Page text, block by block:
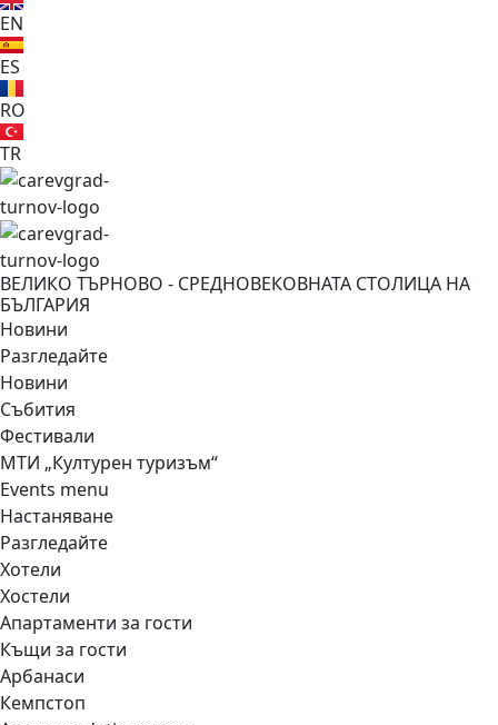
EN
ES
RO
TR
ВЕЛИКО ТЪРНОВО - СРЕДНОВЕКОВНАТА СТОЛИЦА НА
БЪЛГАРИЯ
Новини
Разгледайте
Новини
Събития
Фестивали
МТИ „Културен туризъм“
Events menu
Настаняване
Разгледайте
Хотели
Хостели
Апартаменти за гости
Къщи за гости
Арбанаси
Кемпстоп